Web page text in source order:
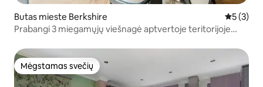
Butas mieste Berkshire Vidutinis
5 (3)
Prabangi 3 miegamųjų viešnagė aptvertoje teritorijoje
Mėgstamas svečių
Mėgstamas svečių